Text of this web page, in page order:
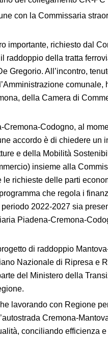
con la Commissaria
importante, richiesto dal
raddoppio della tratta
Gregorio. All’incontro,
comunale,
della Camera di
Codogno, al
accordo è di chiedere un
e della Mobilità
insieme alla
le richieste delle parti
che regola i
2022-2027 sia
Piadena-Cremona-
di raddoppio
Nazionale di Ripresa e
del Ministero della
lavorando con Regione
Cremona-
conciliando efficienza